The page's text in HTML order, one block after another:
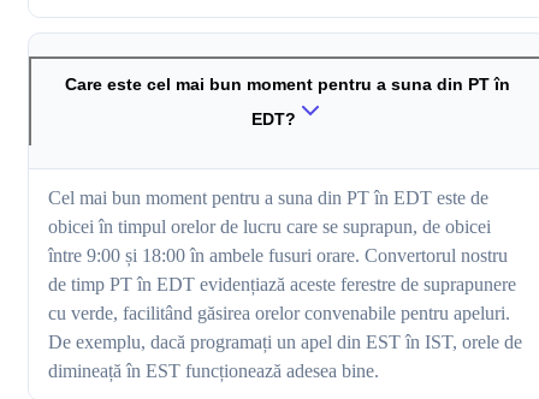
Care este cel mai bun moment pentru a suna din PT în
EDT?
Cel mai bun moment pentru a suna din PT în EDT este de
obicei în timpul orelor de lucru care se suprapun, de obicei
între 9:00 și 18:00 în ambele fusuri orare. Convertorul nostru
de timp PT în EDT evidențiază aceste ferestre de suprapunere
cu verde, facilitând găsirea orelor convenabile pentru apeluri.
De exemplu, dacă programați un apel din EST în IST, orele de
dimineață în EST funcționează adesea bine.